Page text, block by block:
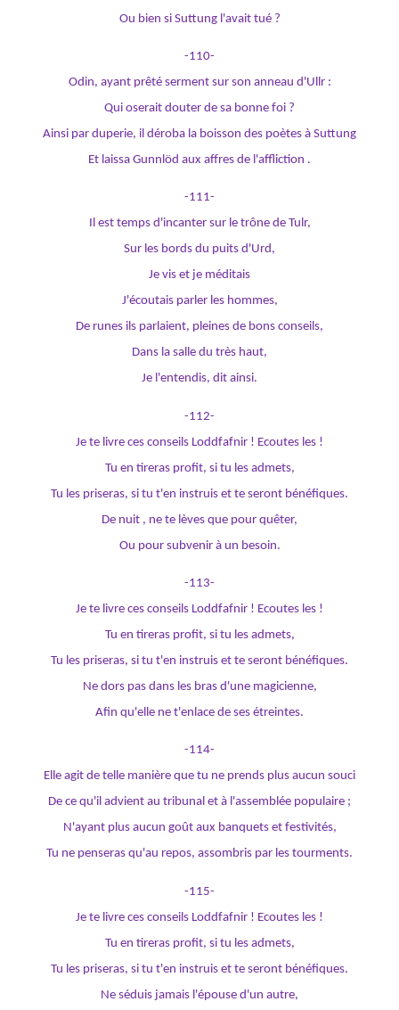
Ou bien si Suttung l'avait tué ?
-110-
Odin, ayant prêté serment sur son anneau d'Ullr :
Qui oserait douter de sa bonne foi ?
Ainsi par duperie, il déroba la boisson des poètes à Suttung
Et laissa Gunnlöd aux affres de l'affliction .
-111-
Il est temps d'incanter sur le trône de Tulr,
Sur les bords du puits d'Urd,
Je vis et je méditais
J'écoutais parler les hommes,
De runes ils parlaient, pleines de bons conseils,
Dans la salle du très haut,
Je l'entendis, dit ainsi.
-112-
Je te livre ces conseils Loddfafnir ! Ecoutes les !
Tu en tireras profit, si tu les admets,
Tu les priseras, si tu t'en instruis et te seront bénéfiques.
De nuit , ne te lèves que pour quêter,
Ou pour subvenir à un besoin.
-113-
Je te livre ces conseils Loddfafnir ! Ecoutes les !
Tu en tireras profit, si tu les admets,
Tu les priseras, si tu t'en instruis et te seront bénéfiques.
Ne dors pas dans les bras d'une magicienne,
Afin qu'elle ne t'enlace de ses étreintes.
-114-
Elle agit de telle manière que tu ne prends plus aucun souci
De ce qu'il advient au tribunal et à l'assemblée populaire ;
N'ayant plus aucun goût aux banquets et festivités,
Tu ne penseras qu'au repos, assombris par les tourments.
-115-
Je te livre ces conseils Loddfafnir ! Ecoutes les !
Tu en tireras profit, si tu les admets,
Tu les priseras, si tu t'en instruis et te seront bénéfiques.
Ne séduis jamais l'épouse d'un autre,